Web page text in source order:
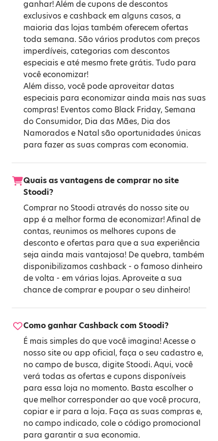
ganhar! Além de cupons de descontos
exclusivos e cashback em alguns casos, a
maioria das lojas também oferecem ofertas
toda semana. São vários produtos com preços
imperdíveis, categorias com descontos
especiais e até mesmo frete grátis. Tudo para
você economizar!
Além disso, você pode aproveitar datas
especiais para economizar ainda mais nas suas
compras! Eventos como Black Friday, Semana
do Consumidor, Dia das Mães, Dia dos
Namorados e Natal são oportunidades únicas
para fazer as suas compras com economia.
Quais as vantagens de comprar no site
Stoodi?
Comprar no Stoodi através do nosso site ou
app é a melhor forma de economizar! Afinal de
contas, reunimos os melhores cupons de
desconto e ofertas para que a sua experiência
seja ainda mais vantajosa! De quebra, também
disponibilizamos cashback - o famoso dinheiro
de volta - em várias lojas. Aproveite a sua
chance de comprar e poupar o seu dinheiro!
Como ganhar Cashback com Stoodi?
É mais simples do que você imagina! Acesse o
nosso site ou app oficial, faça o seu cadastro e,
no campo de busca, digite Stoodi. Aqui, você
verá todas as ofertas e cupons disponíveis
para essa loja no momento. Basta escolher o
que melhor corresponder ao que você procura,
copiar e ir para a loja. Faça as suas compras e,
no campo indicado, cole o código promocional
para garantir a sua economia.